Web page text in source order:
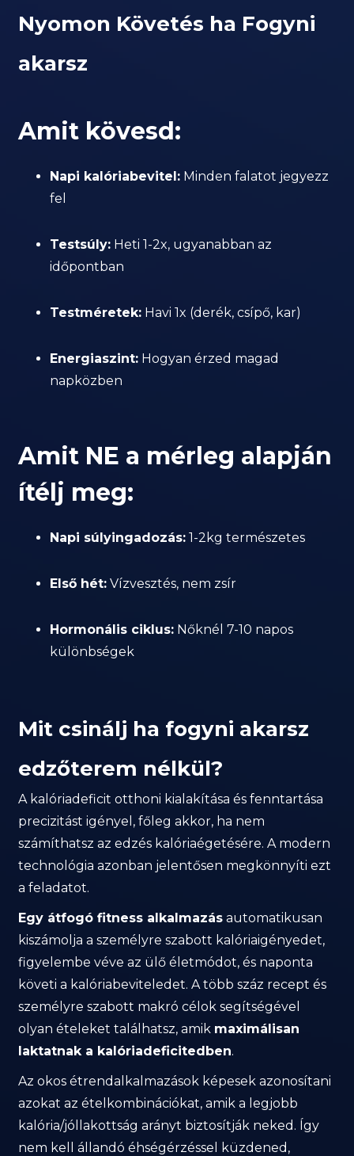
Nyomon Követés ha Fogyni
akarsz
Amit kövesd:
Napi kalóriabevitel: Minden falatot jegyezz
fel
Testsúly: Heti 1-2x, ugyanabban az
időpontban
Testméretek: Havi 1x (derék, csípő, kar)
Energiaszint: Hogyan érzed magad
napközben
Amit NE a mérleg alapján
ítélj meg:
Napi súlyingadozás: 1-2kg természetes
Első hét: Vízvesztés, nem zsír
Hormonális ciklus: Nőknél 7-10 napos
különbségek
Mit csinálj ha fogyni akarsz
edzőterem nélkül?
A kalóriadeficit otthoni kialakítása és fenntartása
precizitást igényel, főleg akkor, ha nem
számíthatsz az edzés kalóriaégetésére. A modern
technológia azonban jelentősen megkönnyíti ezt
a feladatot.
Egy átfogó fitness alkalmazás automatikusan
kiszámolja a személyre szabott kalóriaigényedet,
figyelembe véve az ülő életmódot, és naponta
követi a kalóriabeviteledet. A több száz recept és
személyre szabott makró célok segítségével
olyan ételeket találhatsz, amik maximálisan
laktatnak a kalóriadeficitedben.
Az okos étrendalkalmazások képesek azonosítani
azokat az ételkombinációkat, amik a legjobb
kalória/jóllakottság arányt biztosítják neked. Így
nem kell állandó éhségérzéssel küzdened,